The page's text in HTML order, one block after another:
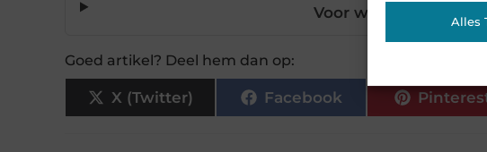
Alles
Voor wie is TENS niet
Goed artikel? Deel hem dan op:
X (Twitter) Facebook